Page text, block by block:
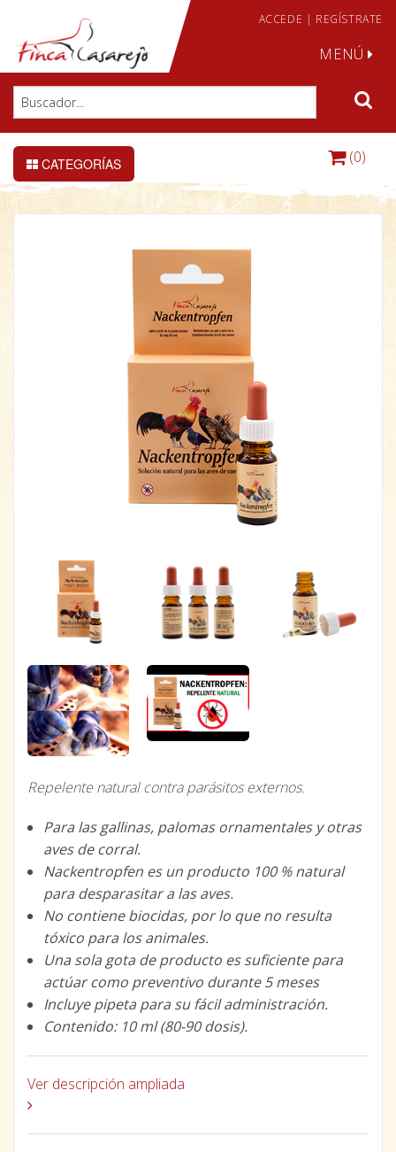
ACCEDE | REGÍSTRATE
MENÚ
CATEGORÍAS (0)
Repelente natural contra parásitos externos.
Para las gallinas, palomas ornamentales y otras
aves de corral.
Nackentropfen es un producto 100 % natural
para desparasitar a las aves.
No contiene biocidas, por lo que no resulta
tóxico para los animales.
Una sola gota de producto es suficiente para
actúar como preventivo durante 5 meses
Incluye pipeta para su fácil administración.
Contenido: 10 ml (80-90 dosis).
Ver descripción ampliada